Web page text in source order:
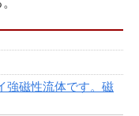
強磁性流体です。磁